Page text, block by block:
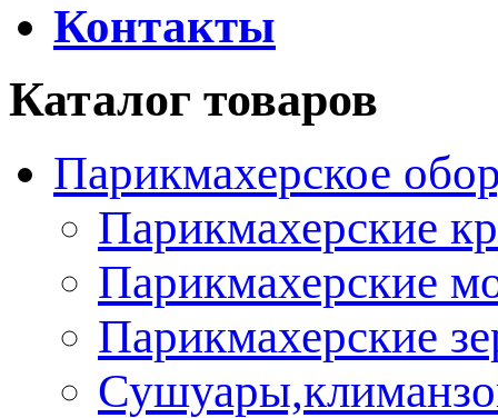
Контакты
Каталог товаров
Парикмахерское
Парикмахерские
Парикмахерские
Парикмахерские